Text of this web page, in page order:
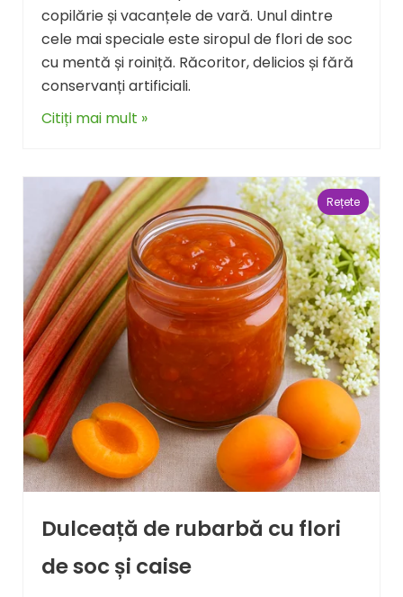
copilărie și vacanțele de vară. Unul dintre
cele mai speciale este siropul de flori de soc
cu mentă și roiniță. Răcoritor, delicios și fără
conservanți artificiali.
Citiți mai mult »
Rețete
Dulceață de rubarbă cu flori
de soc și caise